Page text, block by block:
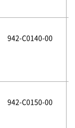
942-C0140-00
942-C0150-00